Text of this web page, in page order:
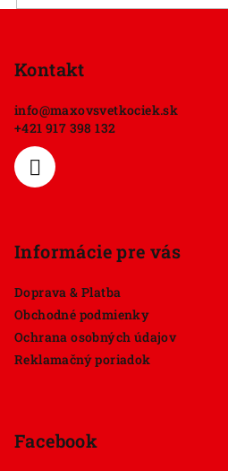
Kontakt
info@maxovsvetkociek.sk
+421 917 398 132
Informácie pre vás
Doprava & Platba
Obchodné podmienky
Ochrana osobných údajov
Reklamačný poriadok
Facebook